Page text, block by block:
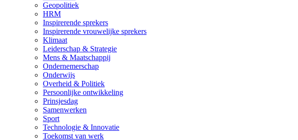
Geopolitiek
HRM
Inspirerende sprekers
Inspirerende vrouwelijke sprekers
Klimaat
Leiderschap & Strategie
Mens & Maatschappij
Ondernemerschap
Onderwijs
Overheid & Politiek
Persoonlijke ontwikkeling
Prinsjesdag
Samenwerken
Sport
Technologie & Innovatie
Toekomst van werk